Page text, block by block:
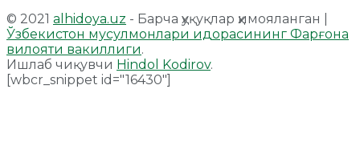
© 2021 alhidoya.uz - Барча ҳуқуқлар ҳимояланган |
Ўзбекистон мусулмонлари идорасининг Фарғона
вилояти вакиллиги.
Ишлаб чиқувчи Hindol Kodirov.
[wbcr_snippet id="16430"]